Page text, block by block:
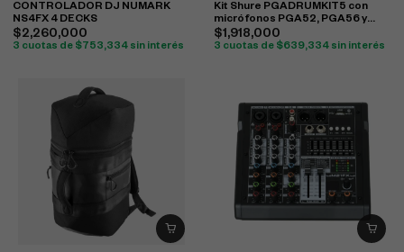
CONTROLADOR DJ NUMARK
NS4FX 4 DECKS
$2,260,000
3 cuotas de $ 753,334 sin interés
Kit Shure PGADRUMKIT5 con
micrófonos PGA52, PGA56 y
PGA57 para batería
$1,918,000
3 cuotas de $639,334 sin interés